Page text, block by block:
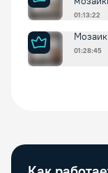
01:13:22
01:28:45